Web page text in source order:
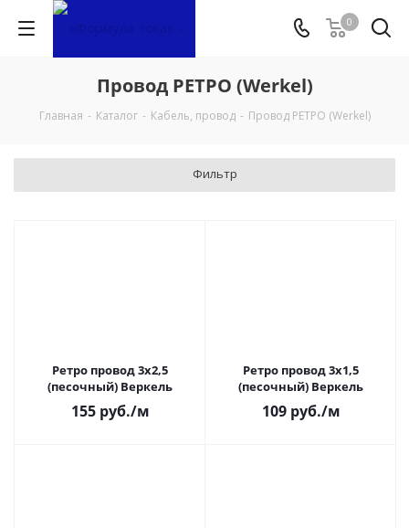
0
Провод РЕТРО (Werkel)
Главная - Каталог - Кабель, провод - Провод РЕТРО (Werkel)
Фильтр
Ретро провод 3х2,5
(песочный) Веркель
155руб./м
Ретро провод 3х1,5
(песочный) Веркель
109руб./м